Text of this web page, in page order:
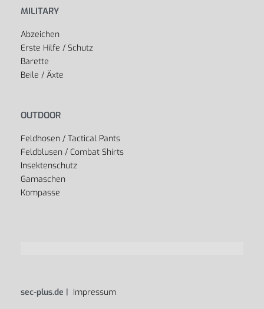
MILITARY
Abzeichen
Erste Hilfe / Schutz
Barette
Beile / Äxte
OUTDOOR
Feldhosen / Tactical Pants
Feldblusen / Combat Shirts
Insektenschutz
Gamaschen
Kompasse
sec-plus.de | Impressum